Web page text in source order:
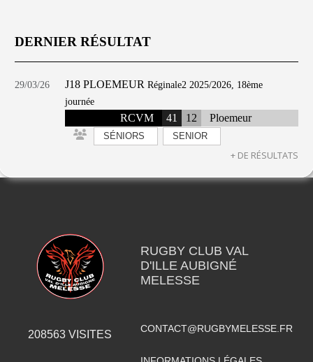
DERNIER RÉSULTAT
29/03/26 J18 PLOEMEUR Réginale2 2025/2026, 18ème
journée
RCVM 41 12 Ploemeur
SÉNIORS SENIOR
+ DE RÉSULTATS
208563 VISITES
RUGBY CLUB VAL
D'ILLE AUBIGNÉ
MELESSE
CONTACT@RUGBYMELESSE.FR